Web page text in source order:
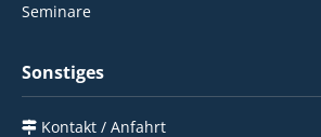
Seminare
Sonstiges
Kontakt / Anfahrt